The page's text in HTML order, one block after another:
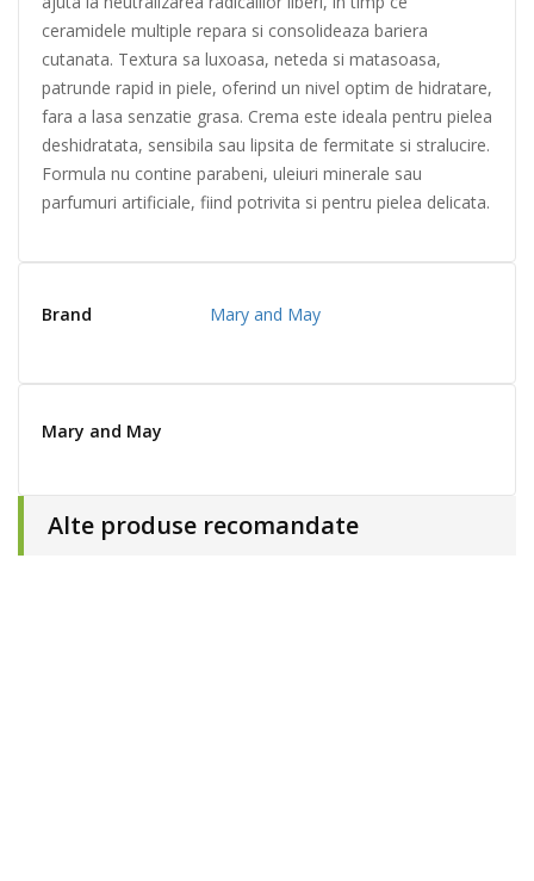
ceramidele multiple repara si consolideaza bariera
cutanata. Textura sa luxoasa, neteda si matasoasa,
patrunde rapid in piele, oferind un nivel optim de hidratare,
fara a lasa senzatie grasa. Crema este ideala pentru pielea
deshidratata, sensibila sau lipsita de fermitate si stralucire.
Formula nu contine parabeni, uleiuri minerale sau
parfumuri artificiale, fiind potrivita si pentru pielea delicata.
Brand Mary and May
Mary and May
Alte produse recomandate